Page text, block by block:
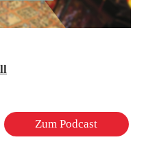
Zum Podcast